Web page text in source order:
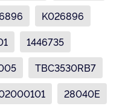
K026896
1446735
TBC3530RB7
28040E